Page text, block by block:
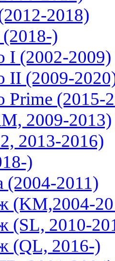
2018)
)
I (2002-2009)
II (2009-
Prime (2015-
2009-2013)
2013-2016)
)
(2004-2011)
(KM,2004-
(SL, 2010-
(QL, 2016-)